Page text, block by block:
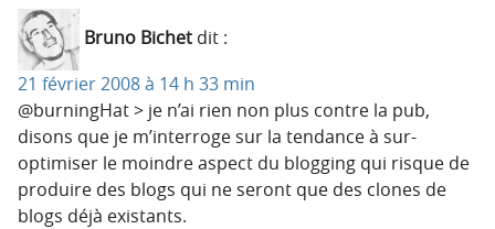
Bruno Bichet dit :
21 février 2008 à 14 h 33 min
@burningHat > je n’ai rien non plus contre la pub,
disons que je m’interroge sur la tendance à sur-
optimiser le moindre aspect du blogging qui risque de
produire des blogs qui ne seront que des clones de
blogs déjà existants.